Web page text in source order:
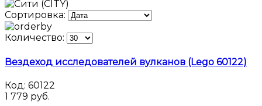
Сортировка:
Количество:
Вездеход исследователей вулканов (Lego 60122)
Код: 60122
1 779 руб.